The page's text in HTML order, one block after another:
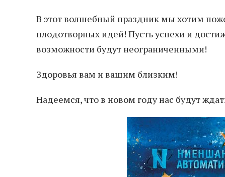
В этот волшебный праздник мы хотим
плодотворных идей! Пусть успехи и
возможности будут неограниченными!
Здоровья вам и вашим близким!
Надеемся, что в новом году нас будут